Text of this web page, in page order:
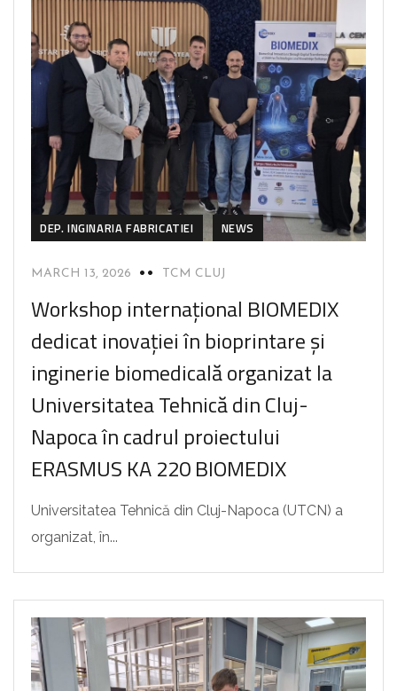
DEP. INGINARIA FABRICATIEI NEWS
MARCH 13, 2026 TCM CLUJ
Workshop internațional BIOMEDIX
dedicat inovației în bioprintare și
inginerie biomedicală organizat la
Universitatea Tehnică din Cluj-
Napoca în cadrul proiectului
ERASMUS KA 220 BIOMEDIX
Universitatea Tehnică din Cluj-Napoca (UTCN) a
organizat, în...